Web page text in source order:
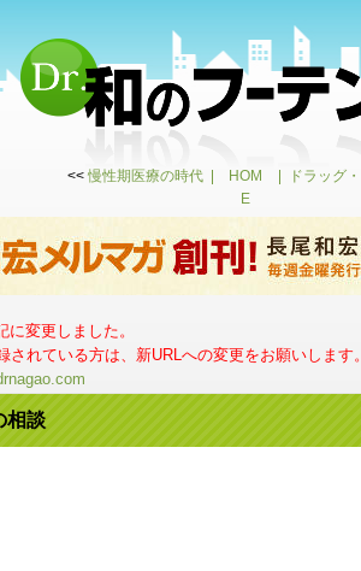
<<慢性期医療の時代
HOM
E
ドラッグ
に変更しました。
されている方は、新URLへの変更をお願いします
相談